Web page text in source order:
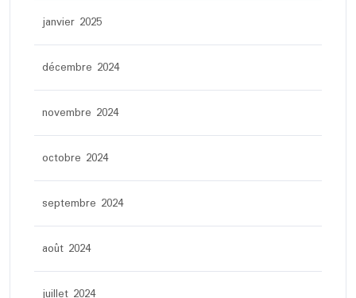
janvier 2025
décembre 2024
novembre 2024
octobre 2024
septembre 2024
août 2024
juillet 2024